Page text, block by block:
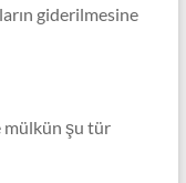
giderilmesine
mülkün şu tür